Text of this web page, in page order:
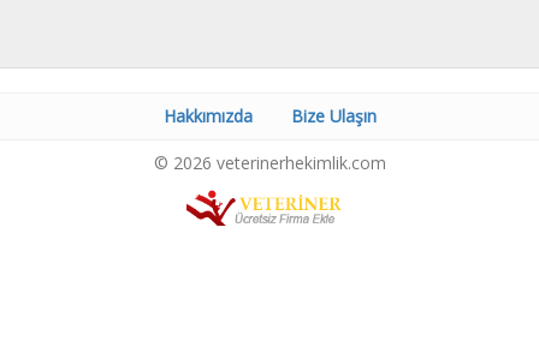
Hakkımızda Bize Ulaşın
© 2026 veterinerhekimlik.com